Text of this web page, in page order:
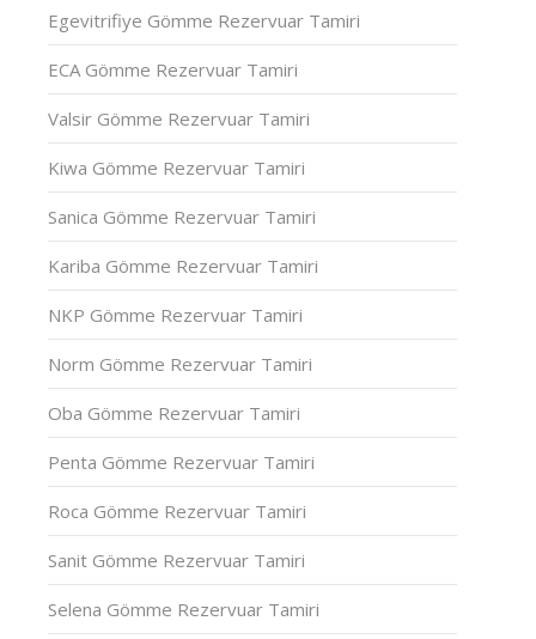
Egevitrifiye Gömme Rezervuar Tamiri
ECA Gömme Rezervuar Tamiri
Valsir Gömme Rezervuar Tamiri
Kiwa Gömme Rezervuar Tamiri
Sanica Gömme Rezervuar Tamiri
Kariba Gömme Rezervuar Tamiri
NKP Gömme Rezervuar Tamiri
Norm Gömme Rezervuar Tamiri
Oba Gömme Rezervuar Tamiri
Penta Gömme Rezervuar Tamiri
Roca Gömme Rezervuar Tamiri
Sanit Gömme Rezervuar Tamiri
Selena Gömme Rezervuar Tamiri